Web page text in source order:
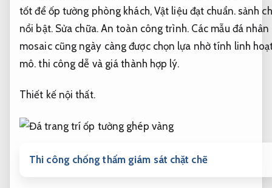
tốt để ốp tường phòng khách, Vật liệu đạt chuẩn.sảnh
nổi bật. Sửa chữa. An toàn công trình.Các mẫu đá nhân
mosaic cũng ngày càng được chọn lựa nhờ tính linh
mô. thi công dễ và giá thành hợp lý.
Thiết kế nội thất.
Thi công chống thấm giám sát chặt chẽ